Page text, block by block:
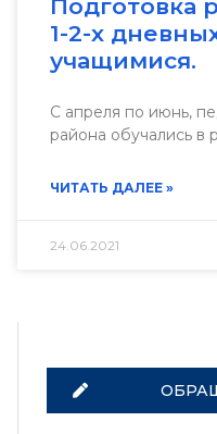
Подготовка
1-2-х
учащимися.
С апреля по июнь,
района обучались в
ЧИТАТЬ ДАЛЕЕ »
24.06.2021